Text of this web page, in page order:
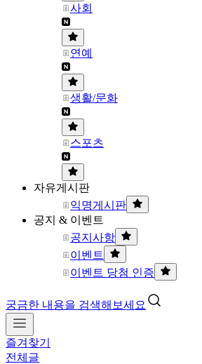
사회
연예
생활/문화
스포츠
자유게시판
익명게시판
공지 & 이벤트
공지사항
이벤트
이벤트 당첨 인증
궁금한 내용을 검색해보세요
즐겨찾기
전체글